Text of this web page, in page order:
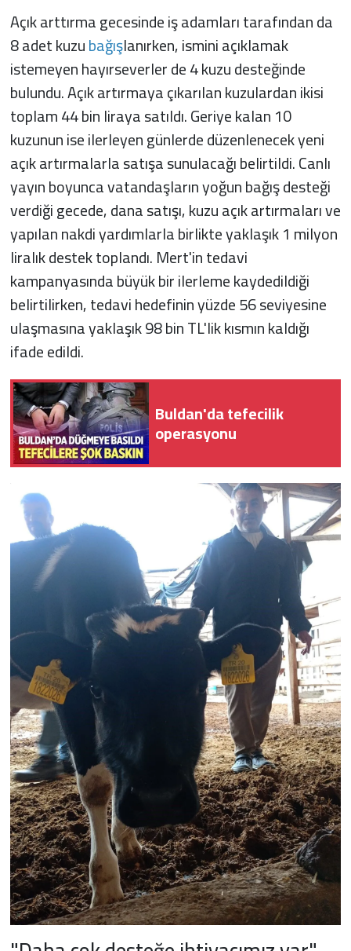
Açık arttırma gecesinde iş adamları tarafından da
8 adet kuzubağışlanırken, ismini açıklamak
istemeyen hayırseverler de 4 kuzu desteğinde
bulundu. Açık artırmaya çıkarılan kuzulardan ikisi
toplam 44 bin liraya satıldı. Geriye kalan 10
kuzunun ise ilerleyen günlerde düzenlenecek yeni
açık artırmalarla satışa sunulacağı belirtildi. Canlı
yayın boyunca vatandaşların yoğun bağış desteği
verdiği gecede, dana satışı, kuzu açık artırmaları ve
yapılan nakdi yardımlarla birlikte yaklaşık 1 milyon
liralık destek toplandı. Mert'in tedavi
kampanyasında büyük bir ilerleme kaydedildiği
belirtilirken, tedavi hedefinin yüzde 56 seviyesine
ulaşmasına yaklaşık 98 bin TL'lik kısmın kaldığı
ifade edildi.
Buldan'da tefecilik
operasyonu